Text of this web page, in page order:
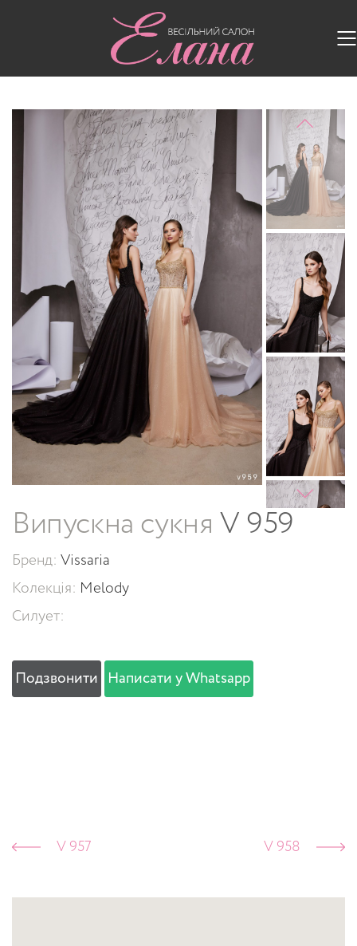
Випускні сукні
Випускна сукня V 959
Бренд: Vissaria
Колекція: Melody
Силует:
Подзвонити Написати у Whatsapp
V 957 V 958